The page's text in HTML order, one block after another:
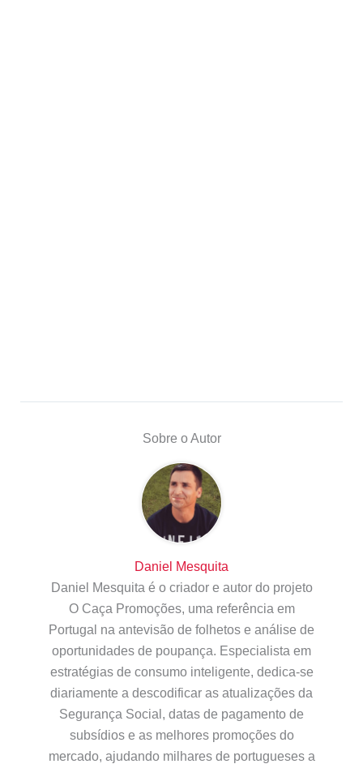
Sobre o Autor
Daniel Mesquita
Daniel Mesquita é o criador e autor do projeto
O Caça Promoções, uma referência em
Portugal na antevisão de folhetos e análise de
oportunidades de poupança. Especialista em
estratégias de consumo inteligente, dedica-se
diariamente a descodificar as atualizações da
Segurança Social, datas de pagamento de
subsídios e as melhores promoções do
mercado, ajudando milhares de portugueses a